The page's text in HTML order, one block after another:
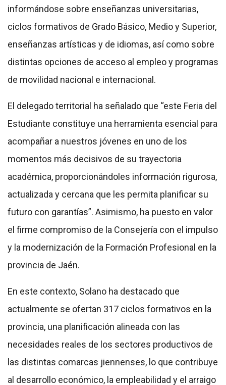
informándose sobre enseñanzas universitarias,
ciclos formativos de Grado Básico, Medio y Superior,
enseñanzas artísticas y de idiomas, así como sobre
distintas opciones de acceso al empleo y programas
de movilidad nacional e internacional.
El delegado territorial ha señalado que “este Feria del
Estudiante constituye una herramienta esencial para
acompañar a nuestros jóvenes en uno de los
momentos más decisivos de su trayectoria
académica, proporcionándoles información rigurosa,
actualizada y cercana que les permita planificar su
futuro con garantías”. Asimismo, ha puesto en valor
el firme compromiso de la Consejería con el impulso
y la modernización de la Formación Profesional en la
provincia de Jaén.
En este contexto, Solano ha destacado que
actualmente se ofertan 317 ciclos formativos en la
provincia, una planificación alineada con las
necesidades reales de los sectores productivos de
las distintas comarcas jiennenses, lo que contribuye
al desarrollo económico, la empleabilidad y el arraigo